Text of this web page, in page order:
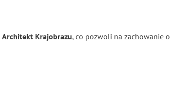
Architekt Krajobrazu, co pozwoli na zachowanie